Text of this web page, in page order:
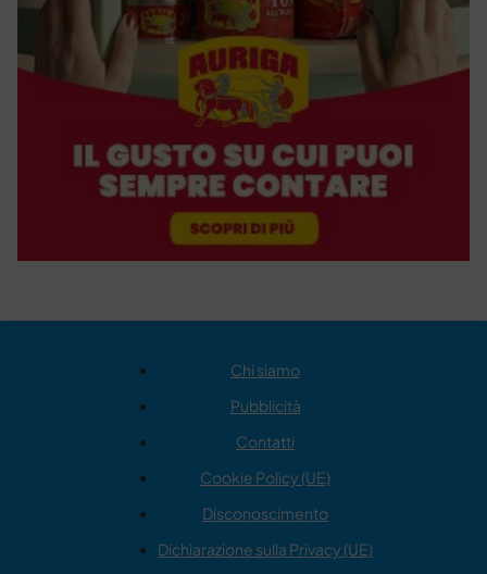
Chi siamo
Pubblicità
Contatti
Cookie Policy (UE)
Disconoscimento
Dichiarazione sulla Privacy (UE)